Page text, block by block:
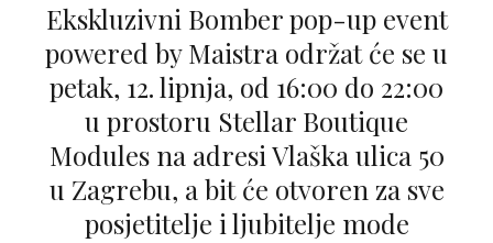
Ekskluzivni Bomber pop-up event
powered by Maistra održat će se u
petak, 12. lipnja, od 16:00 do 22:00
u prostoru Stellar Boutique
Modules na adresi Vlaška ulica 50
u Zagrebu, a bit će otvoren za sve
posjetitelje i ljubitelje mode